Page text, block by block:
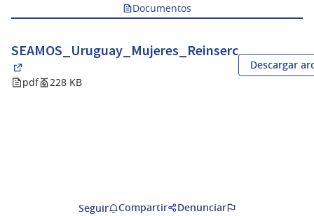
Documentos
SEAMOS_Uruguay_Mujeres_Reinserc
(Abrir en una pestaña nueva)
pdf 228 KB
Descargar
Seguir Compartir Denunciar